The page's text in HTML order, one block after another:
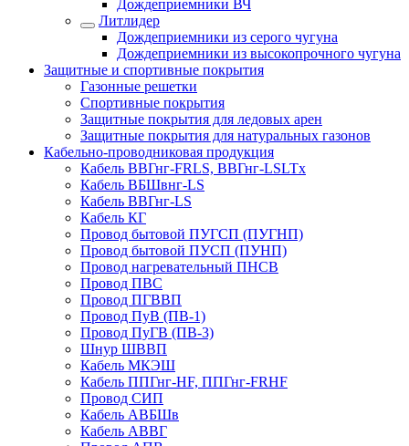
Дождеприемники ВЧ
Литлидер
Дождеприемники из серого чугуна
Дождеприемники из высокопрочного чугуна
Защитные и спортивные покрытия
Газонные решетки
Спортивные покрытия
Защитные покрытия для ледовых арен
Защитные покрытия для натуральных газонов
Кабельно-проводниковая продукция
Кабель ВВГнг-FRLS, ВВГнг-LSLTx
Кабель ВБШвнг-LS
Кабель ВВГнг-LS
Кабель КГ
Провод бытовой ПУГСП (ПУГНП)
Провод бытовой ПУСП (ПУНП)
Провод нагревательный ПНСВ
Провод ПВС
Провод ПГВВП
Провод ПуВ (ПВ-1)
Провод ПуГВ (ПВ-3)
Шнур ШВВП
Кабель МКЭШ
Кабель ППГнг-HF, ППГнг-FRHF
Провод СИП
Кабель АВБШв
Кабель АВВГ